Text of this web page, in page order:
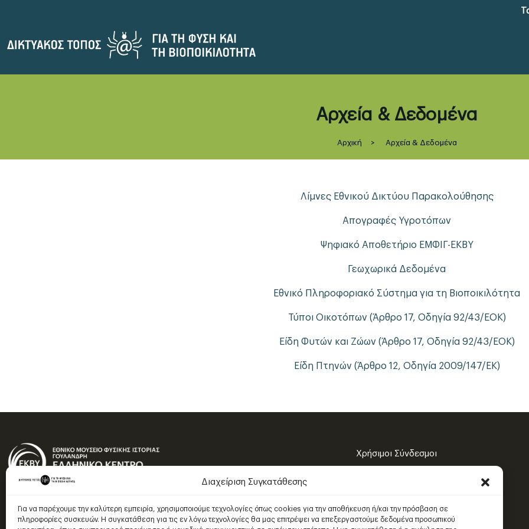
Διαχείριση Συγκατάθεσης
Για να παρέχουμε την καλύτερη εμπειρία, χρησιμοποιούμε τεχνολογίες όπως cookies για την αποθήκευση ή/και την πρόσβαση σε
πληροφορίες συσκευών. Η συγκατάθεση για τις εν λόγω τεχνολογίες θα μας επιτρέψει να επεξεργαστούμε δεδομένα προσωπικού
Αρχεία & Δεδομένα
Αρχική > Αρχεία & Δεδομένα
Λίμνες Εθνικού Δικτύου Παρακολούθησης
Απογραφές Υγροτόπων
Ψηφιακό Αποθετήριο ΕΜΦΙΓ-ΕΚΒΥ
Γεωχωρικά Δεδομένα
Εθνικό Πληροφοριακό Σύστημα για τη Βιοποικιλότητα
Τύποι Οικοτόπων (Άρθρο 17, Οδηγία 92/43/ΕΟΚ)
Είδη Φυτών και Ζώων (Άρθρο 17, Οδηγία 92/43/ΕΟΚ)
Είδη Πτηνών (Άρθρο 12, Οδηγία 2009/147/ΕΚ)
Χρήσιμοι Σύνδεσμοι
Όροι Χρήσης